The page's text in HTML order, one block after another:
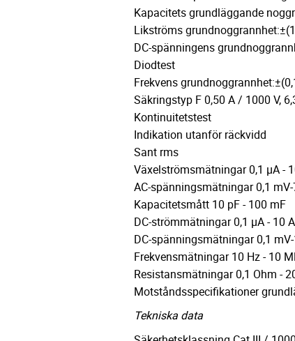
Kapacitets grundläggande
Likströms
DC-spänningens
Diodtest
Frekvens
Säkringstyp F 0,50 A / 1000 V,
Kontinuitetstest
Indikation utanför räckvidd
Sant rms
Växelströmsmätningar 0,1 µA -
AC-spänningsmätningar 0,1
Kapacitetsmått 10 pF - 100 mF
DC-strömmätningar 0,1 µA - 10 A
DC-spänningsmätningar 0,1
Frekvensmätningar 10 Hz - 10
Resistansmätningar 0,1 Ohm -
Motståndsspecifikationer
Tekniska data